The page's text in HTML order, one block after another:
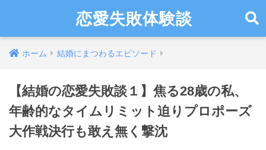
恋愛失敗体験談
ホーム 結婚にまつわるエピソード
【結婚の恋愛失敗談１】焦る28歳の私、
年齢的なタイムリミット迫りプロポーズ
大作戦決行も敢え無く撃沈